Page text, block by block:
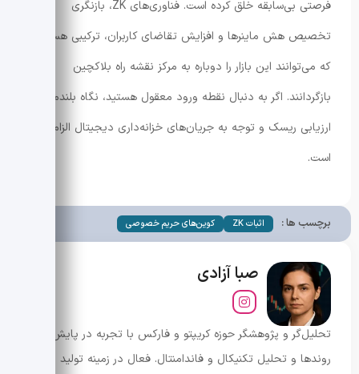
فرصتی بی‌سابقه خلق کرده است. فناوری‌های ZK، بازنگری
تخصیص هش ماینرها و افزایش تقاضای کاربران، ترکیبی هستند
که می‌توانند این بازار را دوباره به مرکز نقشه راه بلاکچین
بازگردانند. اگر به دنبال نقطه ورود معقول هستید، نگاه بلندمدت،
ارزیابی ریسک و توجه به جریان‌های خزانه‌داری دیجیتال الزامی
است.
برچسب ها : اثبات ZK کوین‌های حریم خصوصی
صبا آزادی
تحلیل‌گر و پژوهشگر حوزه کریپتو و فارکس با تجربه در پایش
روندها و تحلیل تکنیکال و فاندامنتال. فعال در زمینه تولید